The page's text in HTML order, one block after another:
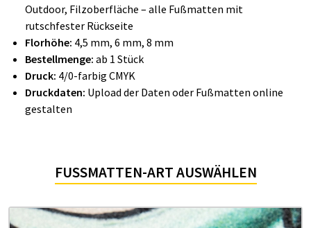
Outdoor, Filzoberfläche – alle Fußmatten mit
rutschfester Rückseite
Florhöhe: 4,5 mm, 6 mm, 8 mm
Bestellmenge: ab 1 Stück
Druck: 4/0-farbig CMYK
Druckdaten: Upload der Daten oder Fußmatten online
gestalten
FUSSMATTEN-ART AUSWÄHLEN